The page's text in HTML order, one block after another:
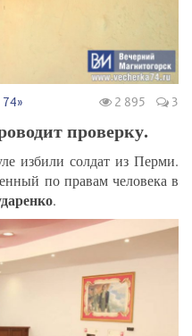
2 895 3
проверку.
избили солдат из Перми.
по правам человека в
.